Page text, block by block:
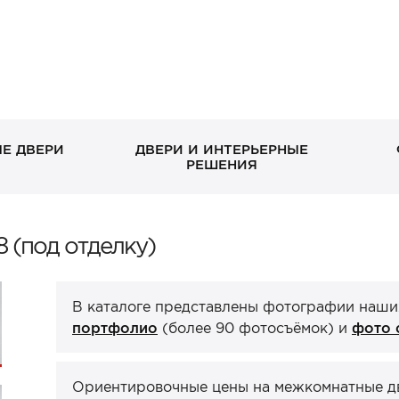
ДВЕРИ
панелями
ХИТ
ДВЕРИ И ИНТЕРЬЕРНЫЕ
РЕШЕНИЯ
Стеновые панели Порталы ХИТ
(под отделку)
В каталоге представлены фотографии
портфолио (более 90 фотосъёмок) и фото
Ориентировочные цены на межкомнатные